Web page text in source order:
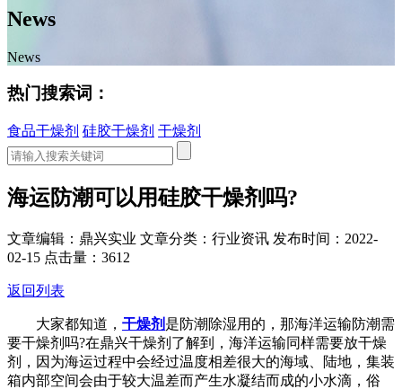
News
News
热门搜索词：
食品干燥剂 硅胶干燥剂 干燥剂
海运防潮可以用硅胶干燥剂吗?
文章编辑：鼎兴实业 文章分类：行业资讯 发布时间：2022-
02-15 点击量：3612
返回列表
大家都知道， 干燥剂 是防潮除湿用的，那海洋运输防潮需
要干燥剂吗?在鼎兴干燥剂了解到，海洋运输同样需要放干燥
剂，因为海运过程中会经过温度相差很大的海域、陆地，集装
箱内部空间会由于较大温差而产生水凝结而成的小水滴，俗